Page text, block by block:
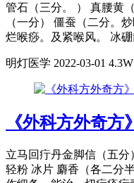
管石（三分。 ） 真腰黄
（一分） 僵蚕（二分。
烂喉痧。及紧喉风。 冰硼
明灯医学 2022-03-01 4.3W
《外科方外奇方
立马回疔丹金脚信（五分
轻粉 冰片 麝香（各二分